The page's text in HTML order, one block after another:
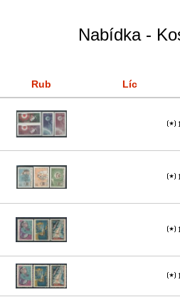
Nabídka -
Rub Líc